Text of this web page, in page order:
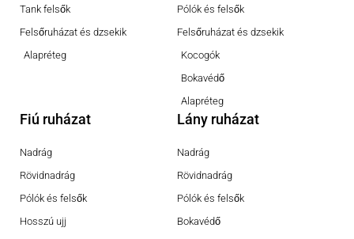
Tank felsők
Felsőruházat és dzsekik
Alapréteg
Pólók és felsők
Felsőruházat és dzsekik
Kocogók
Bokavédő
Alapréteg
Fiú ruházat
Nadrág
Rövidnadrág
Pólók és felsők
Hosszú ujj
Lány ruházat
Nadrág
Rövidnadrág
Pólók és felsők
Bokavédő